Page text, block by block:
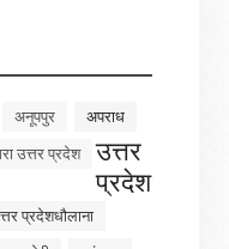
अनूपपुर
अपराध
उत्तर प्रदेश
उत्तर
प्रदेश
प्रदेशधौलाना